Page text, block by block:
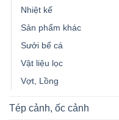
Nhiệt kế
Sản phẩm khác
Sưởi bể cá
Vật liệu lọc
Vợt, Lồng
Tép cảnh, ốc cảnh